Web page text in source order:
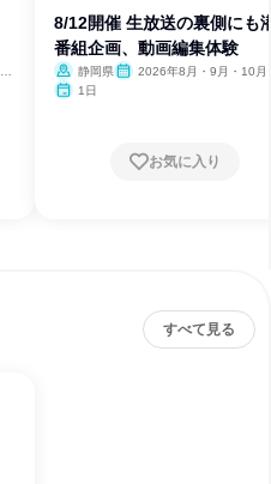
8/12開催 生放送の裏側にも
番組企画、動画編集体験
静岡県
2026年8月・9月・10月
1日
お気に入り
すべて見る